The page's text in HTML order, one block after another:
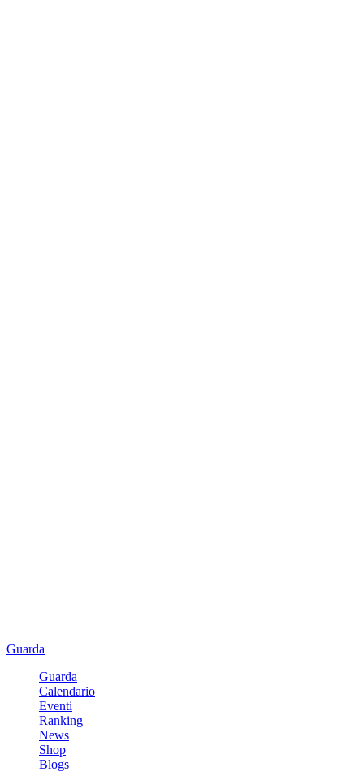
Guarda
Guarda
Calendario
Eventi
Ranking
News
Shop
Blogs